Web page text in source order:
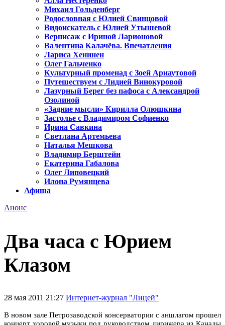
Михаил Гольденберг
Родословная с Юлией Свинцовой
Видоискатель с Юлией Утышевой
Вернисаж с Ириной Ларионовой
Валентина Калачёва. Впечатления
Лариса Хенинен
Олег Гальченко
Культурный променад с Зоей Арнаутовой
Путешествуем с Лидией Винокуровой
Лазурный Берег без пафоса с Александрой
Озолиной
«Задние мысли» Кирилла Олюшкина
Застолье с Владимиром Софиенко
Ирина Савкина
Светлана Артемьева
Наталья Мешкова
Владимир Берштейн
Екатерина Габалова
Олег Липовецкий
Илона Румянцева
Афиша
Анонс
Два часа с Юрием
Клазом
28 мая 2011 21:27 Интернет-журнал "Лицей"
В новом зале Петрозаводской консерватории с аншлагом прошел